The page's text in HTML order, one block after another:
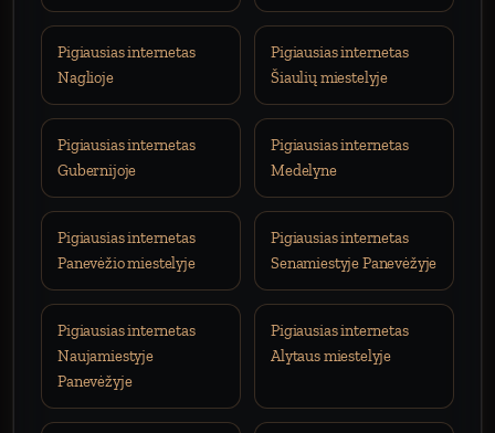
Pigiausias internetas
Naglioje
Pigiausias internetas
Šiaulių miestelyje
Pigiausias internetas
Gubernijoje
Pigiausias internetas
Medelyne
Pigiausias internetas
Panevėžio miestelyje
Pigiausias internetas
Senamiestyje Panevėžyje
Pigiausias internetas
Naujamiestyje
Panevėžyje
Pigiausias internetas
Alytaus miestelyje